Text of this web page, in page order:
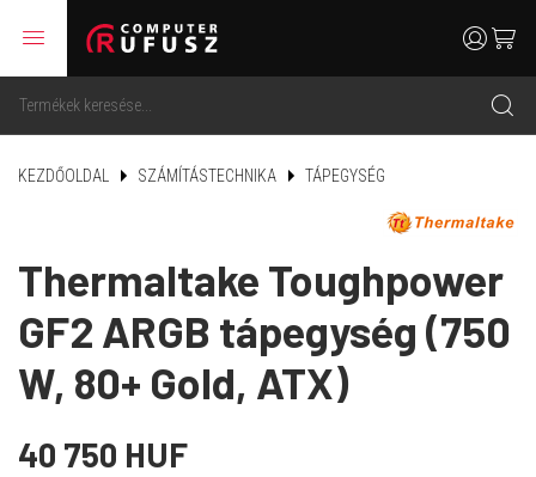
menu
search
usercart
KEZDŐOLDAL SZÁMÍTÁSTECHNIKA TÁPEGYSÉG
Thermaltake Toughpower
GF2 ARGB tápegység (750
W, 80+ Gold, ATX)
40 750 HUF